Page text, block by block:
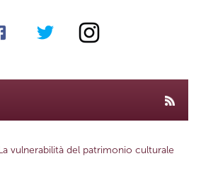
vulnerabilità del patrimonio culturale